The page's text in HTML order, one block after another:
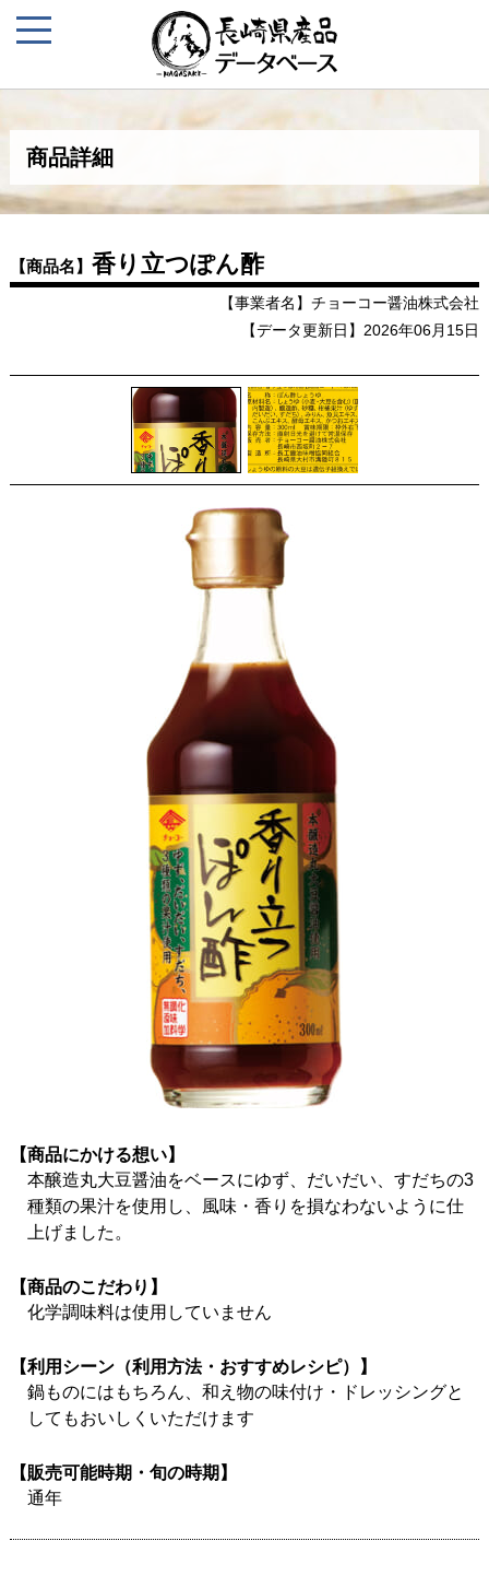
商品詳細
【商品名】 香り立つぽん酢
【事業者名】チョーコー醤油株式会社
【データ更新日】2026年06月15日
【商品にかける想い】
本醸造丸大豆醤油をベースにゆず、だいだい、すだちの3
種類の果汁を使用し、風味・香りを損なわないように仕
上げました。
【商品のこだわり】
化学調味料は使用していません
【利用シーン（利用方法・おすすめレシピ）】
鍋ものにはもちろん、和え物の味付け・ドレッシングと
してもおいしくいただけます
【販売可能時期・旬の時期】
通年